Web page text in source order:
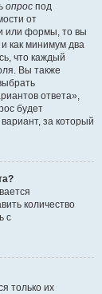
опрос под
от
или формы, то вы
как минимум два
что каждый
Вы также
ответа»,
будет
за который
количество
с
только их